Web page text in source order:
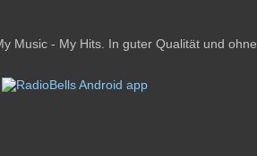
Music - My Hits. In guter Qualität und ohne